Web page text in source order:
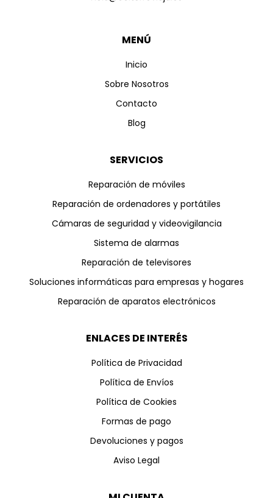
MENÚ
Inicio
Sobre Nosotros
Contacto
Blog
SERVICIOS
Reparación de móviles
Reparación de ordenadores y portátiles
Cámaras de seguridad y videovigilancia
Sistema de alarmas
Reparación de televisores
Soluciones informáticas para empresas y hogares
Reparación de aparatos electrónicos
ENLACES DE INTERÉS
Política de Privacidad
Política de Envíos
Política de Cookies
Formas de pago
Devoluciones y pagos
Aviso Legal